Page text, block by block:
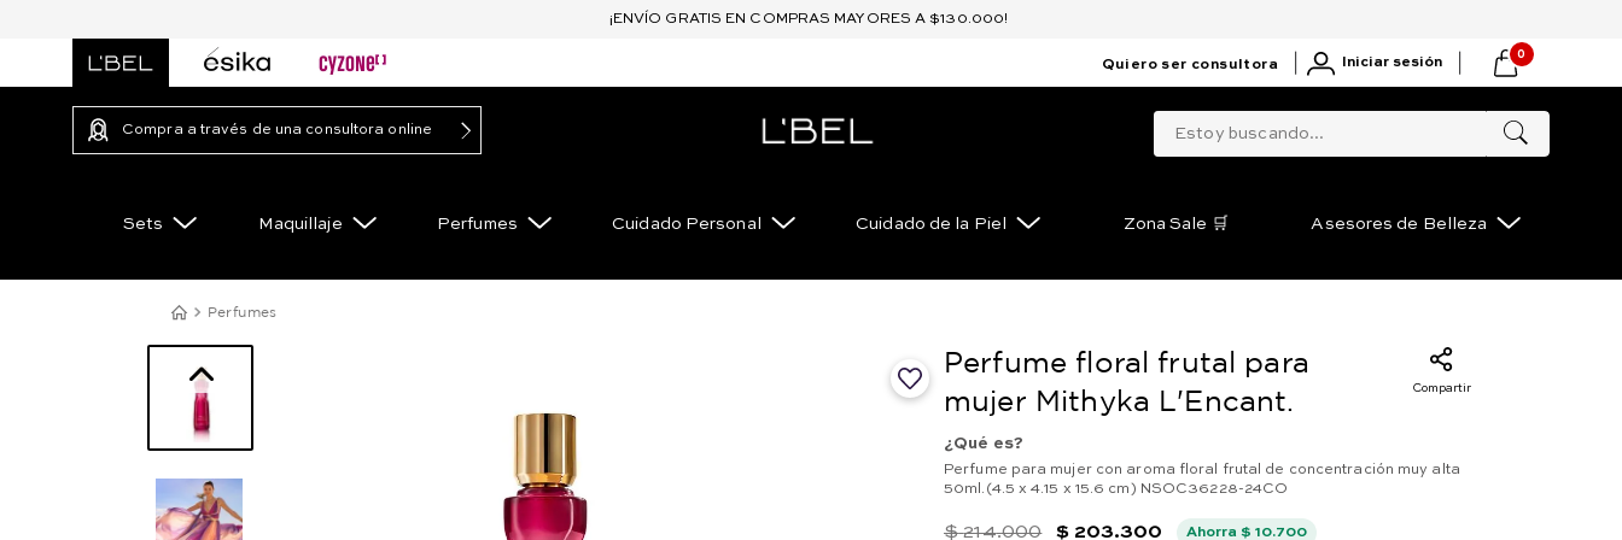
Quiero ser consultora Iniciar sesión
0
Compra a través de una consultora online
Estoy buscando...
Sets Maquillaje Perfumes Cuidado Personal Cuidado de la Piel Zona Sale 🛒 Asesores de Belleza
¡ENVÍO GRATIS EN COMPRAS MAYORES A $130.000!
Perfumes
Perfume floral frutal para
mujer Mithyka L'Encant.
Compartir
¿Qué es?
Perfume para mujer con aroma floral frutal de concentración muy alta
50ml.(4.5 x 4.15 x 15.6 cm) NSOC36228-24CO
$ 214.000 $ 203.300 Ahorra$ 10.700